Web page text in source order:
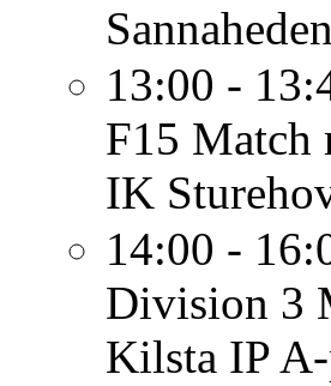
13:00 -
F15 Match
IK
14:00 -
Division 3
Kilsta IP